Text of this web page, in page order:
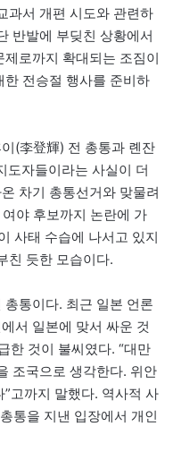
과서 개편 시도와 관련하
반발에 부딪친 상황에서
로까지 확대되는 조짐이
전승절 행사를 준비하
(李登輝) 전 총통과 롄잔
도자들이라는 사실이 더
차기 총통선거와 맞물려
야 후보까지 논란에 가
사태 수습에 나서고 있지
친 듯한 모습이다.
통이다. 최근 일본 언론
서 일본에 맞서 싸운 것
한 것이 불씨였다. “대만
조국으로 생각한다. 위안
고까지 말했다. 역사적 사
통을 지낸 입장에서 개인